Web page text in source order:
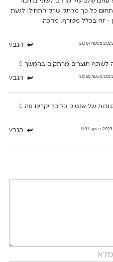
תחום כל כך מרתק שרק התחילו לגעת
- זה בכלל מטורף. מחכה
הגב/י
לשתף תוצרים מרתקים בהמשך :)
הגב/י
של אנשים כל כך יקרים פה :)
הגב/י